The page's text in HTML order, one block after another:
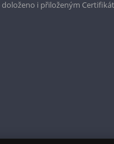
i přiloženým